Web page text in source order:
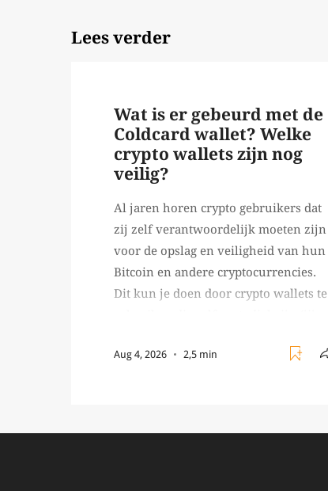
Lees verder
Wat is er gebeurd met de
Coldcard wallet? Welke
crypto wallets zijn nog
veilig?
Al jaren horen crypto gebruikers dat
zij zelf verantwoordelijk moeten zijn
voor de opslag en veiligheid van hun
Bitcoin en andere cryptocurrencies.
Dit kun je doen door crypto wallets te
wachtwoorden), zoals Ledger of
Aug 4, 2026 2,5 min